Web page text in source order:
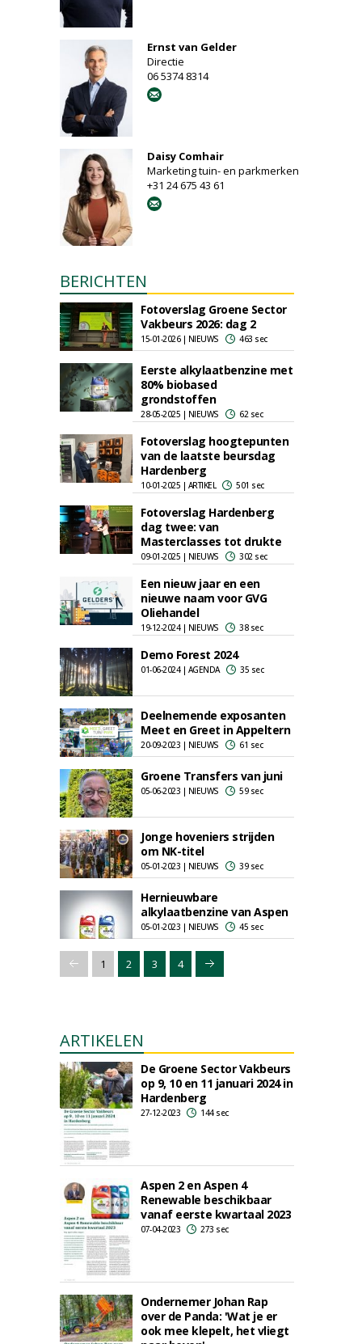
Ernst van Gelder
Directie
06 5374 8314
Daisy Comhair
Marketing tuin- en parkmerken
+31 24 675 43 61
BERICHTEN
Fotoverslag Groene Sector
Vakbeurs 2026: dag 2
15-01-2026 | NIEUWS 463 sec
Eerste alkylaatbenzine met
80% biobased
grondstoffen
28-05-2025 | NIEUWS 62 sec
Fotoverslag hoogtepunten
van de laatste beursdag
Hardenberg
10-01-2025 | ARTIKEL 501 sec
Fotoverslag Hardenberg
dag twee: van
Masterclasses tot drukte
09-01-2025 | NIEUWS 302 sec
Een nieuw jaar en een
nieuwe naam voor GVG
Oliehandel
19-12-2024 | NIEUWS 38 sec
Demo Forest 2024
01-06-2024 | AGENDA 35 sec
Deelnemende exposanten
Meet en Greet in Appeltern
20-09-2023 | NIEUWS 61 sec
Groene Transfers van juni
05-06-2023 | NIEUWS 59 sec
Jonge hoveniers strijden
om NK-titel
05-01-2023 | NIEUWS 39 sec
Hernieuwbare
alkylaatbenzine van Aspen
05-01-2023 | NIEUWS 45 sec
1 2 3 4
ARTIKELEN
De Groene Sector Vakbeurs
op 9, 10 en 11 januari 2024 in
Hardenberg
27-12-2023 144 sec
Aspen 2 en Aspen 4
Renewable beschikbaar
vanaf eerste kwartaal 2023
07-04-2023 273 sec
Ondernemer Johan Rap
over de Panda: 'Wat je er
ook mee klepelt, het vliegt